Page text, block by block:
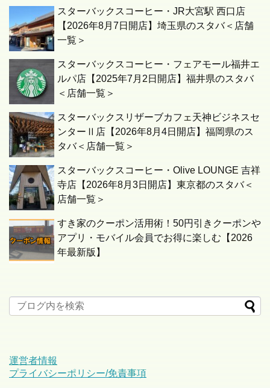
スターバックスコーヒー・JR大宮駅 西口店
【2026年8月7日開店】埼玉県のスタバ＜店舗
一覧＞
スターバックスコーヒー・フェアモール福井エ
ルパ店【2025年7月2日開店】福井県のスタバ
＜店舗一覧＞
スターバックスリザーブカフェ天神ビジネスセ
ンターⅡ店【2026年8月4日開店】福岡県のス
タバ＜店舗一覧＞
スターバックスコーヒー・Olive LOUNGE 吉祥
寺店【2026年8月3日開店】東京都のスタバ＜
店舗一覧＞
すき家のクーポン活用術！50円引きクーポンや
アプリ・モバイル会員でお得に楽しむ【2026
年最新版】
運営者情報
プライバシーポリシー/免責事項